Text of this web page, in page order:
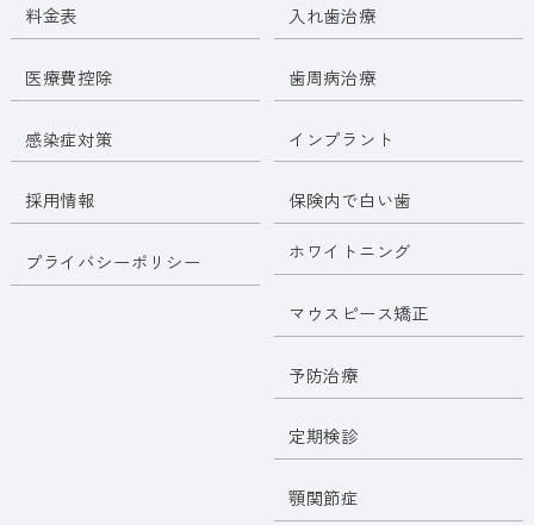
料金表
医療費控除
感染症対策
採用情報
プライバシーポリシー
入れ歯治療
歯周病治療
インプラント
保険内で白い歯
ホワイトニング
マウスピース矯正
予防治療
定期検診
顎関節症